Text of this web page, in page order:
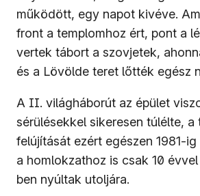
működött, egy napot kivéve.
front a templomhoz ért, pont a
vertek tábort a szovjetek,
és a Lövölde teret lőtték egész
A II. világháborút az épület
sérülésekkel sikeresen túlélte, a
felújítását ezért egészen 1981-
a homlokzathoz is csak 10
ben nyúltak utoljára.